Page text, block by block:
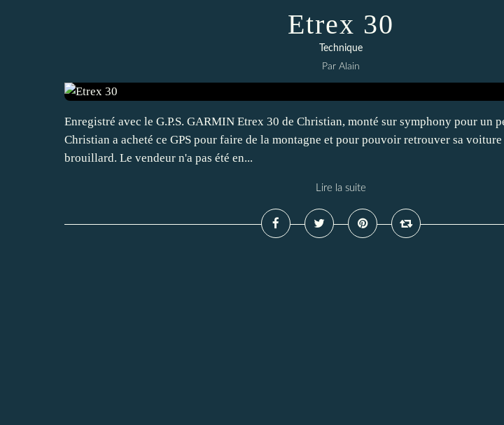
Etrex 30
Technique
Par Alain
Enregistré avec le G.P.S. GARMIN Etrex 30 de Christian, monté sur symphony pour un
Christian a acheté ce GPS pour faire de la montagne et pour pouvoir retrouver sa voiture
brouillard. Le vendeur n'a pas été en...
Lire la suite